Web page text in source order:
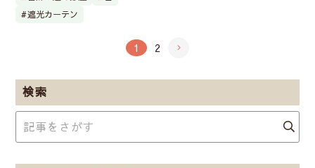
遮光カーテン
1 2
検索